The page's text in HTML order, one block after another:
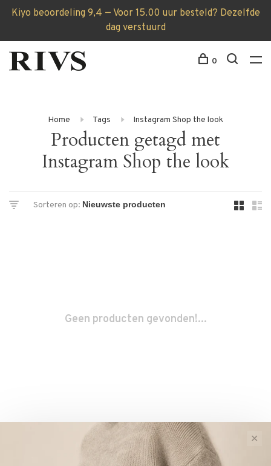
Kiyo beoordeling 9,4 — Voor 15.00 uur besteld? Dezelfde
dag verstuurd
0
Home Tags Instagram Shop the look
Producten getagd met
Instagram Shop the look
Sorteren op:
Geen producten gevonden!...
✕